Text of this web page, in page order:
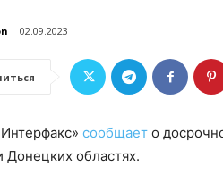
02.09.2023
сообщает о
Донецких областях.